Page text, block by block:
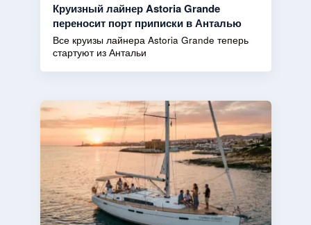
Круизный лайнер Astoria Grande
переносит порт приписки в Анталью
Все круизы лайнера Astoria Grande теперь
стартуют из Антальи